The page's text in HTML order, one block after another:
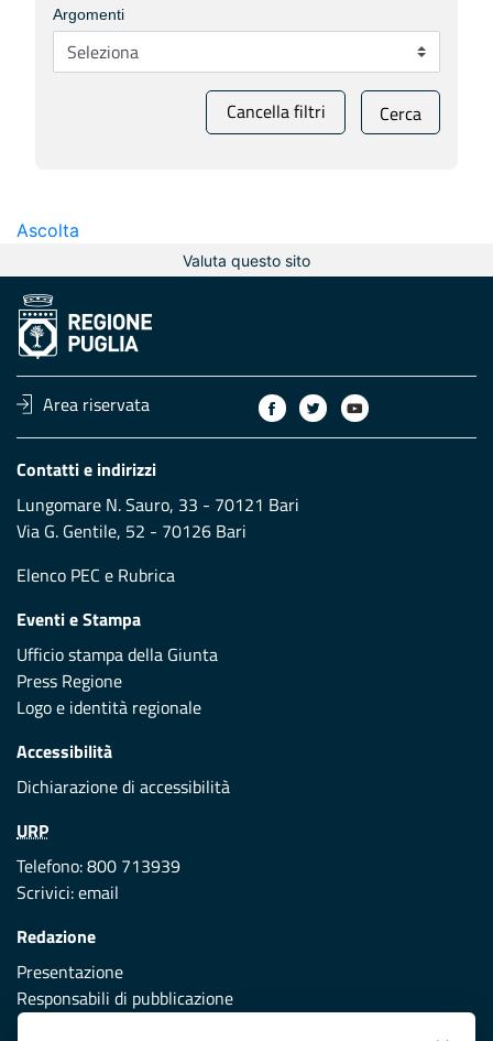
Argomenti
Cancella filtri Cerca
Ascolta
Valuta questo sito
Area riservata
Contatti e indirizzi
Lungomare N. Sauro, 33 - 70121 Bari
Via G. Gentile, 52 - 70126 Bari
Elenco PEC e Rubrica
Eventi e Stampa
Ufficio stampa della Giunta
Press Regione
Logo e identità regionale
Accessibilità
Dichiarazione di accessibilità
URP
Telefono: 800 713939
Scrivici:email
Redazione
Presentazione
Responsabili di pubblicazione